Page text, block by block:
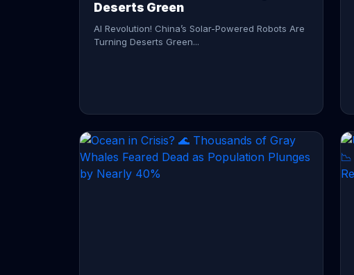
Deserts Green
AI Revolution! China’s Solar-Powered Robots Are
Turning Deserts Green...